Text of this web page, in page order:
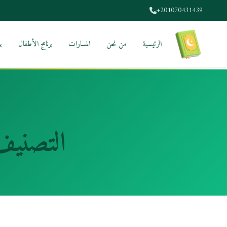
+201070431439
الرئيسية من نحن المسارات برنامج الأطفال